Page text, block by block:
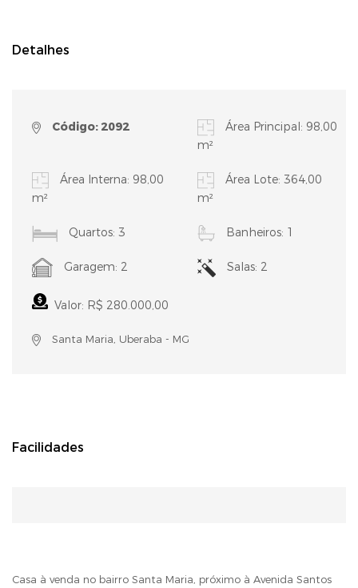
Detalhes
Código: 2092
Área Principal: 98,00
m²
Área Interna: 98,00
m²
Área Lote: 364,00
m²
Quartos: 3 Banheiros: 1
Garagem: 2 Salas: 2
Valor: R$ 280.000,00
Santa Maria, Uberaba - MG
Facilidades
Casa à venda no bairro Santa Maria, próximo à Avenida Santos